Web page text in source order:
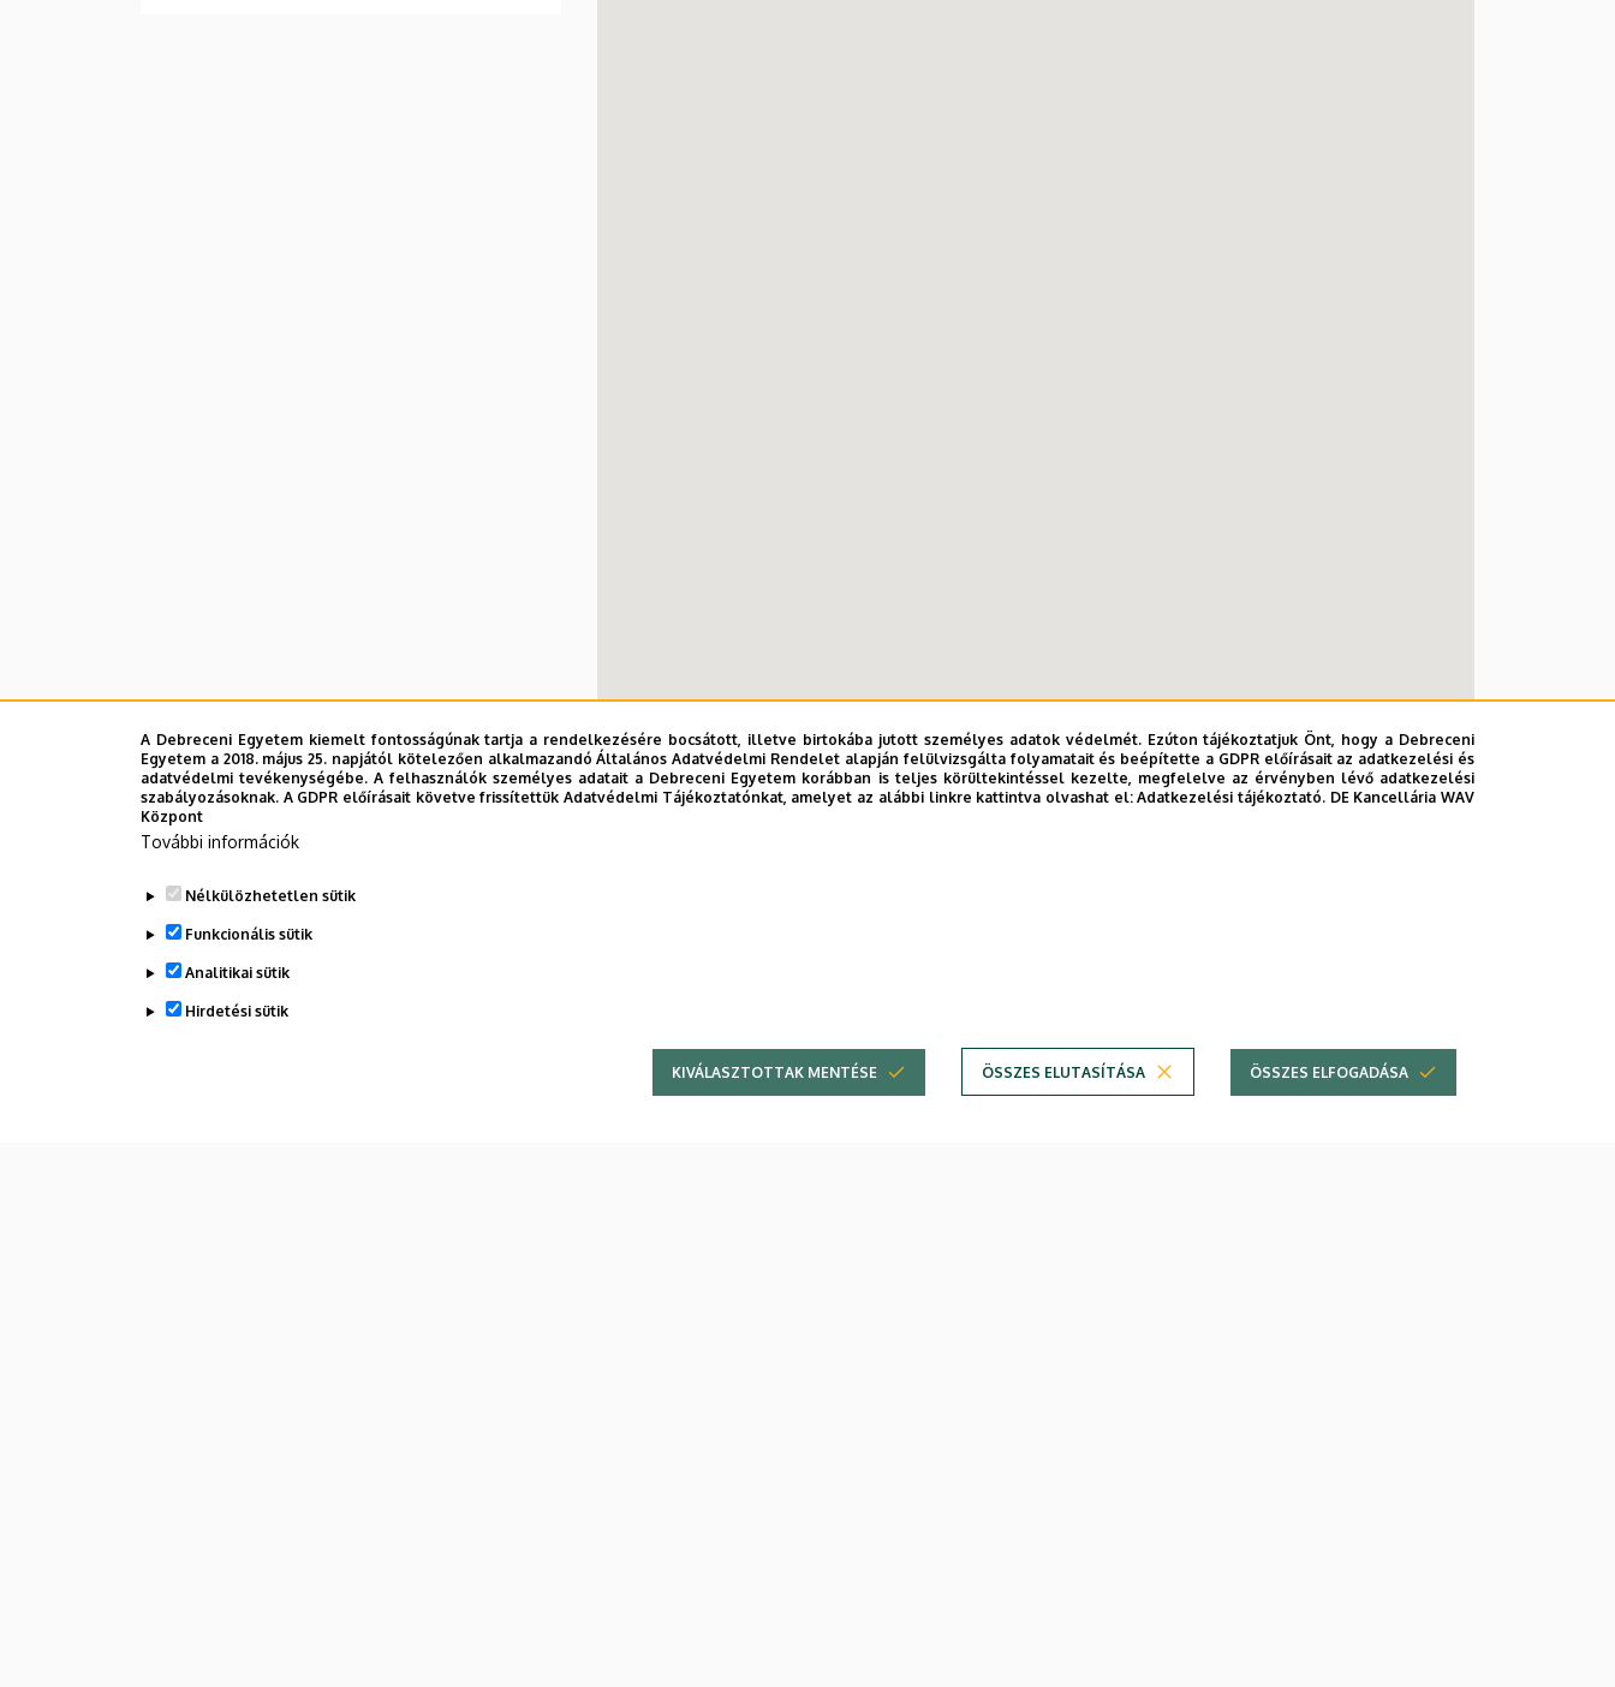
A Debreceni Egyetem kiemelt fontosságúnak tartja a rendelkezésére bocsátott, illetve birtokába jutott személyes adatok védelmét. Ezúton tájékoztatjuk Önt, hogy a Debreceni
Egyetem a 2018. május 25. napjától kötelezően alkalmazandó Általános Adatvédelmi Rendelet alapján felülvizsgálta folyamatait és beépítette a GDPR előírásait az adatkezelési és
adatvédelmi tevékenységébe. A felhasználók személyes adatait a Debreceni Egyetem korábban is teljes körültekintéssel kezelte, megfelelve az érvényben lévő adatkezelési
szabályozásoknak. A GDPR előírásait követve frissítettük Adatvédelmi Tájékoztatónkat, amelyet az alábbi linkre kattintva olvashat el:Adatkezelési tájékoztató. DE Kancellária WAV
Központ
További információk
Nélkülözhetetlen sütik
Funkcionális sütik
Analitikai sütik
Hirdetési sütik
KIVÁLASZTOTTAK MENTÉSE ÖSSZES ELUTASÍTÁSA ÖSSZES ELFOGADÁSA